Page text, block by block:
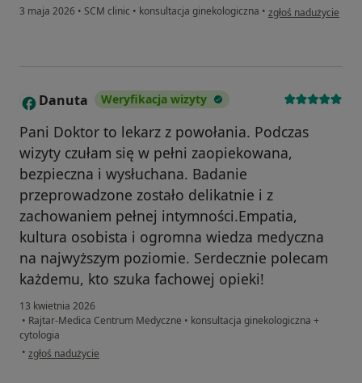
3 maja 2026 • SCM clinic • konsultacja ginekologiczna • w opinii
zgłoś nadużycie
D Danuta Weryfikacja wizyty
Pani Doktor to lekarz z powołania. Podczas
wizyty czułam się w pełni zaopiekowana,
bezpieczna i wysłuchana. Badanie
przeprowadzone zostało delikatnie i z
zachowaniem pełnej intymności.Empatia,
kultura osobista i ogromna wiedza medyczna
na najwyższym poziomie. Serdecznie polecam
każdemu, kto szuka fachowej opieki!
13 kwietnia 2026
• Rajtar-Medica Centrum Medyczne • konsultacja ginekologiczna +
cytologia
• w opinii użytkownika Danuta
zgłoś nadużycie